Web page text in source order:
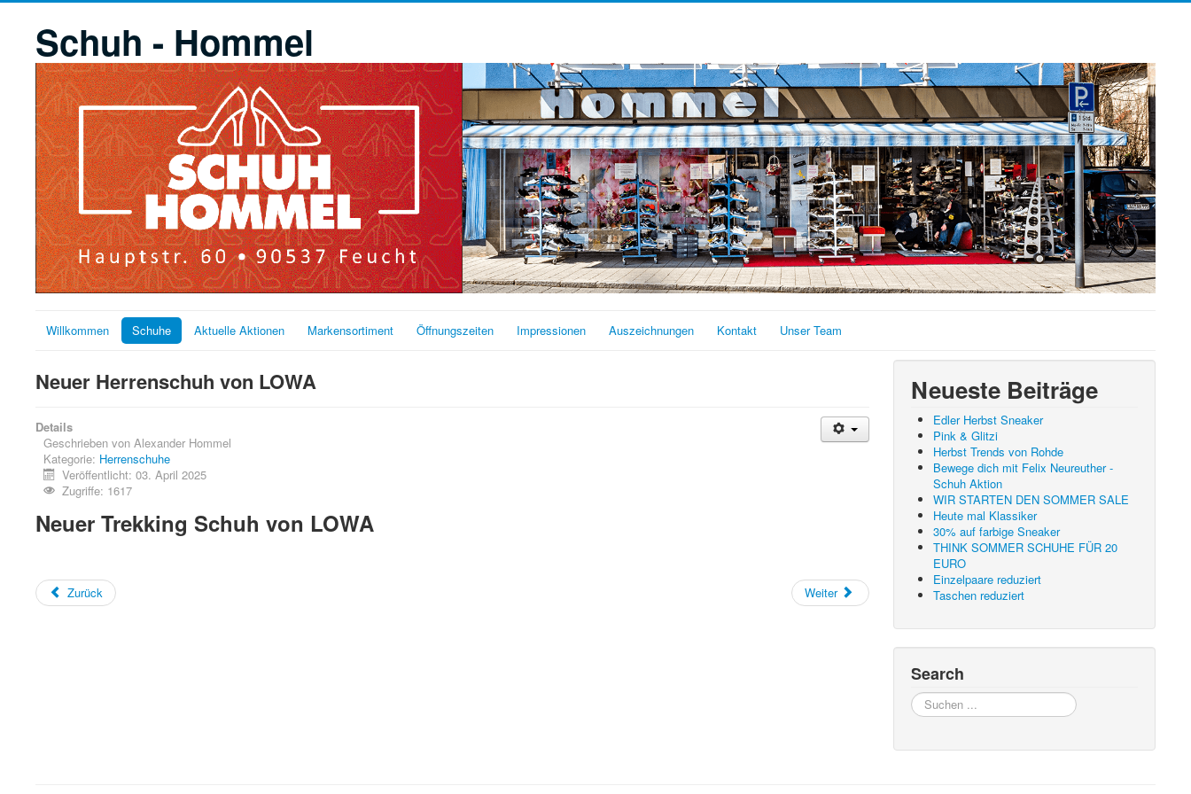
Schuh - Hommel
Willkommen Schuhe Aktuelle Aktionen Markensortiment Öffnungszeiten Impressionen Auszeichnungen Kontakt Unser Team
Neuer Herrenschuh von LOWA
Details
Geschrieben von Alexander Hommel
Kategorie: Herrenschuhe
Veröffentlicht: 03. April 2025
Zugriffe: 1617
Neuer Trekking Schuh von LOWA
Zurück Weiter
Neueste Beiträge
Edler Herbst Sneaker
Pink & Glitzi
Herbst Trends von Rohde
Bewege dich mit Felix Neureuther -
Schuh Aktion
WIR STARTEN DEN SOMMER SALE
Heute mal Klassiker
30% auf farbige Sneaker
THINK SOMMER SCHUHE FÜR 20
EURO
Einzelpaare reduziert
Taschen reduziert
Search
Suchen
...